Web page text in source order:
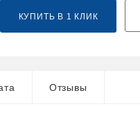
КУПИТЬ В 1 КЛИК
Отзывы